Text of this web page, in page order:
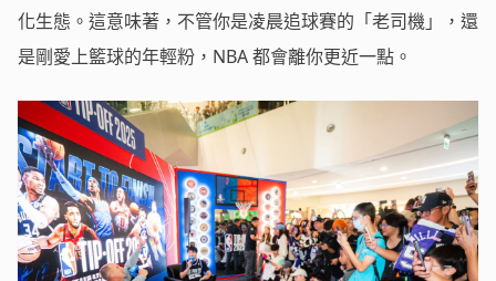
化生態。這意味著，不管你是凌晨追球賽的「老司機」，還
是剛愛上籃球的年輕粉，NBA 都會離你更近一點。